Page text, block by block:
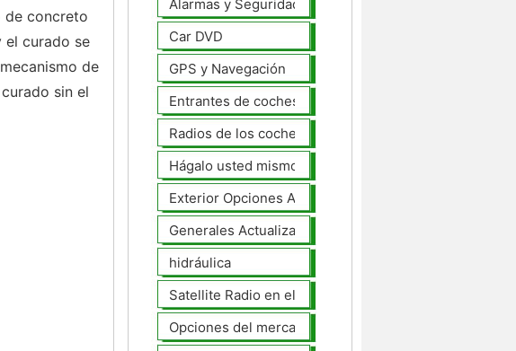
de concreto
el curado se
de
sin el
Alarmas y Seguridad
Car DVD
GPS y Navegación
Entrantes de coches
Radios de los coches
Hágalo usted mismo Mejoras Auto
Exterior Opciones Aftermarket
Generales Actualizaciones Auto
hidráulica
Satellite Radio en el tablero
Opciones del mercado de accesorios del interior